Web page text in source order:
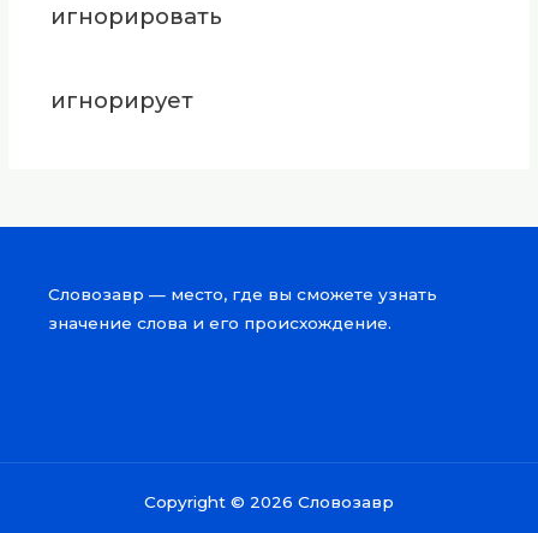
игнорировать
игнорирует
Словозавр — место, где вы сможете узнать
значение слова и его происхождение.
Copyright © 2026 Словозавр